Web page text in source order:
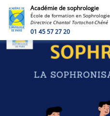
Académie de sophrologie
École de formation en Sophrologie
Directrice Chantal Tortochot-Chéné
01 45 57 27 20